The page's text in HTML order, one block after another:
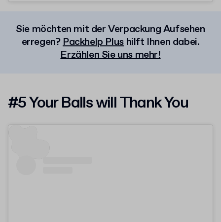
Sie möchten mit der Verpackung Aufsehen
erregen?Packhelp Plushilft Ihnen dabei.
Erzählen Sie uns mehr!
#5 Your Balls will Thank You